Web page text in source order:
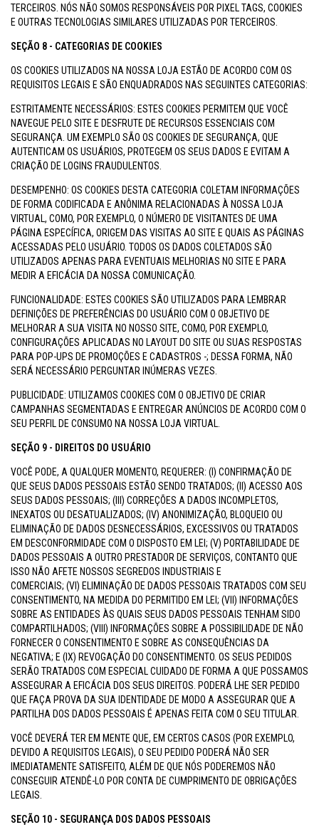
TERCEIROS. NÓS NÃO SOMOS RESPONSÁVEIS POR PIXEL TAGS, COOKIES
E OUTRAS TECNOLOGIAS SIMILARES UTILIZADAS POR TERCEIROS.
SEÇÃO 8 - CATEGORIAS DE COOKIES
OS COOKIES UTILIZADOS NA NOSSA LOJA ESTÃO DE ACORDO COM OS
REQUISITOS LEGAIS E SÃO ENQUADRADOS NAS SEGUINTES CATEGORIAS:
ESTRITAMENTE NECESSÁRIOS: ESTES COOKIES PERMITEM QUE VOCÊ
NAVEGUE PELO SITE E DESFRUTE DE RECURSOS ESSENCIAIS COM
SEGURANÇA. UM EXEMPLO SÃO OS COOKIES DE SEGURANÇA, QUE
AUTENTICAM OS USUÁRIOS, PROTEGEM OS SEUS DADOS E EVITAM A
CRIAÇÃO DE LOGINS FRAUDULENTOS.
DESEMPENHO: OS COOKIES DESTA CATEGORIA COLETAM INFORMAÇÕES
DE FORMA CODIFICADA E ANÔNIMA RELACIONADAS À NOSSA LOJA
VIRTUAL, COMO, POR EXEMPLO, O NÚMERO DE VISITANTES DE UMA
PÁGINA ESPECÍFICA, ORIGEM DAS VISITAS AO SITE E QUAIS AS PÁGINAS
ACESSADAS PELO USUÁRIO. TODOS OS DADOS COLETADOS SÃO
UTILIZADOS APENAS PARA EVENTUAIS MELHORIAS NO SITE E PARA
MEDIR A EFICÁCIA DA NOSSA COMUNICAÇÃO.
FUNCIONALIDADE: ESTES COOKIES SÃO UTILIZADOS PARA LEMBRAR
DEFINIÇÕES DE PREFERÊNCIAS DO USUÁRIO COM O OBJETIVO DE
MELHORAR A SUA VISITA NO NOSSO SITE, COMO, POR EXEMPLO,
CONFIGURAÇÕES APLICADAS NO LAYOUT DO SITE OU SUAS RESPOSTAS
PARA POP-UPS DE PROMOÇÕES E CADASTROS -; DESSA FORMA, NÃO
SERÁ NECESSÁRIO PERGUNTAR INÚMERAS VEZES.
PUBLICIDADE: UTILIZAMOS COOKIES COM O OBJETIVO DE CRIAR
CAMPANHAS SEGMENTADAS E ENTREGAR ANÚNCIOS DE ACORDO COM O
SEU PERFIL DE CONSUMO NA NOSSA LOJA VIRTUAL.
SEÇÃO 9 - DIREITOS DO USUÁRIO
VOCÊ PODE, A QUALQUER MOMENTO, REQUERER: (I) CONFIRMAÇÃO DE
QUE SEUS DADOS PESSOAIS ESTÃO SENDO TRATADOS; (II) ACESSO AOS
SEUS DADOS PESSOAIS; (III) CORREÇÕES A DADOS INCOMPLETOS,
INEXATOS OU DESATUALIZADOS; (IV) ANONIMIZAÇÃO, BLOQUEIO OU
ELIMINAÇÃO DE DADOS DESNECESSÁRIOS, EXCESSIVOS OU TRATADOS
EM DESCONFORMIDADE COM O DISPOSTO EM LEI; (V) PORTABILIDADE DE
DADOS PESSOAIS A OUTRO PRESTADOR DE SERVIÇOS, CONTANTO QUE
ISSO NÃO AFETE NOSSOS SEGREDOS INDUSTRIAIS E
COMERCIAIS; (VI) ELIMINAÇÃO DE DADOS PESSOAIS TRATADOS COM SEU
CONSENTIMENTO, NA MEDIDA DO PERMITIDO EM LEI; (VII) INFORMAÇÕES
SOBRE AS ENTIDADES ÀS QUAIS SEUS DADOS PESSOAIS TENHAM SIDO
COMPARTILHADOS; (VIII) INFORMAÇÕES SOBRE A POSSIBILIDADE DE NÃO
FORNECER O CONSENTIMENTO E SOBRE AS CONSEQUÊNCIAS DA
NEGATIVA; E (IX) REVOGAÇÃO DO CONSENTIMENTO. OS SEUS PEDIDOS
SERÃO TRATADOS COM ESPECIAL CUIDADO DE FORMA A QUE POSSAMOS
ASSEGURAR A EFICÁCIA DOS SEUS DIREITOS. PODERÁ LHE SER PEDIDO
QUE FAÇA PROVA DA SUA IDENTIDADE DE MODO A ASSEGURAR QUE A
PARTILHA DOS DADOS PESSOAIS É APENAS FEITA COM O SEU TITULAR.
VOCÊ DEVERÁ TER EM MENTE QUE, EM CERTOS CASOS (POR EXEMPLO,
DEVIDO A REQUISITOS LEGAIS), O SEU PEDIDO PODERÁ NÃO SER
IMEDIATAMENTE SATISFEITO, ALÉM DE QUE NÓS PODEREMOS NÃO
CONSEGUIR ATENDÊ-LO POR CONTA DE CUMPRIMENTO DE OBRIGAÇÕES
LEGAIS.
SEÇÃO 10 - SEGURANÇA DOS DADOS PESSOAIS